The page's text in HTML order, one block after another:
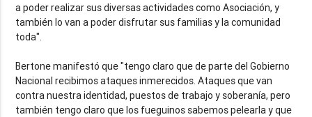
a poder realizar sus diversas actividades como Asociación, y
también lo van a poder disfrutar sus familias y la comunidad
toda".
Bertone manifestó que "tengo claro que de parte del Gobierno
Nacional recibimos ataques inmerecidos. Ataques que van
contra nuestra identidad, puestos de trabajo y soberanía, pero
también tengo claro que los fueguinos sabemos pelearla y que